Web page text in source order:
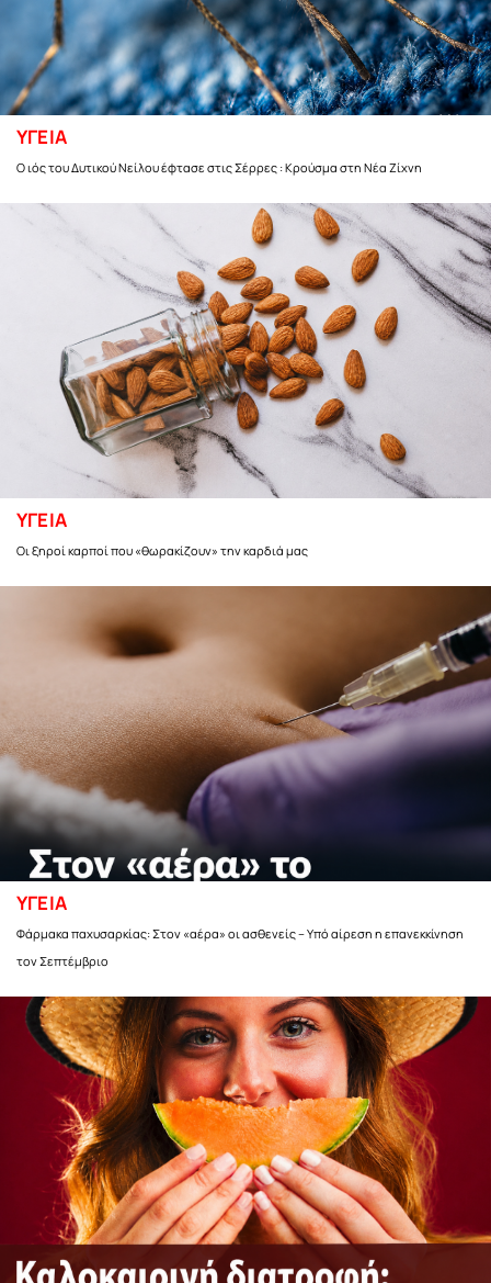
ΥΓΕΙΑ
Ο ιός του Δυτικού Νείλου έφτασε στις Σέρρες : Κρούσμα στη Νέα Ζίχνη
ΥΓΕΙΑ
Οι ξηροί καρποί που «θωρακίζουν» την καρδιά μας
ΥΓΕΙΑ
Φάρμακα παχυσαρκίας: Στον «αέρα» οι ασθενείς – Υπό αίρεση η επανεκκίνηση
τον Σεπτέμβριο